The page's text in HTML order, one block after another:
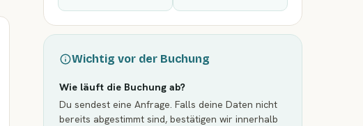
Wichtig vor der Buchung
Wie läuft die Buchung ab?
Du sendest eine Anfrage. Falls deine Daten nicht
bereits abgestimmt sind, bestätigen wir innerhalb